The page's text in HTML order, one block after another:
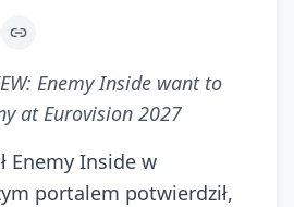
Enemy Inside want to
at Eurovision 2027
Enemy Inside w
portalem potwierdził,